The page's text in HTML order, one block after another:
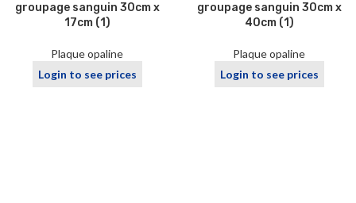
groupage sanguin 30cm x
17cm (1)
Plaque opaline
Login to see prices
groupage sanguin 30cm x
40cm (1)
Plaque opaline
Login to see prices